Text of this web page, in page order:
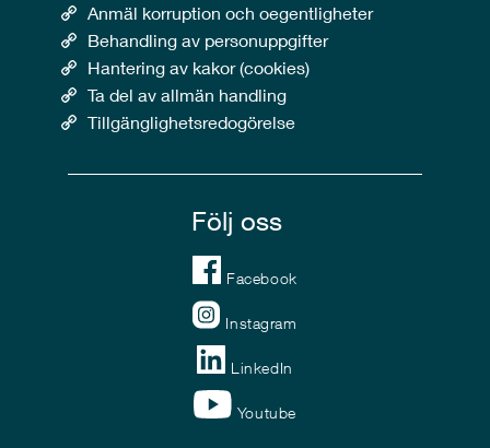
Anmäl korruption och oegentligheter
Behandling av personuppgifter
Hantering av kakor (cookies)
Ta del av allmän handling
Tillgänglighetsredogörelse
Följ oss
Facebook
Instagram
LinkedIn
Youtube